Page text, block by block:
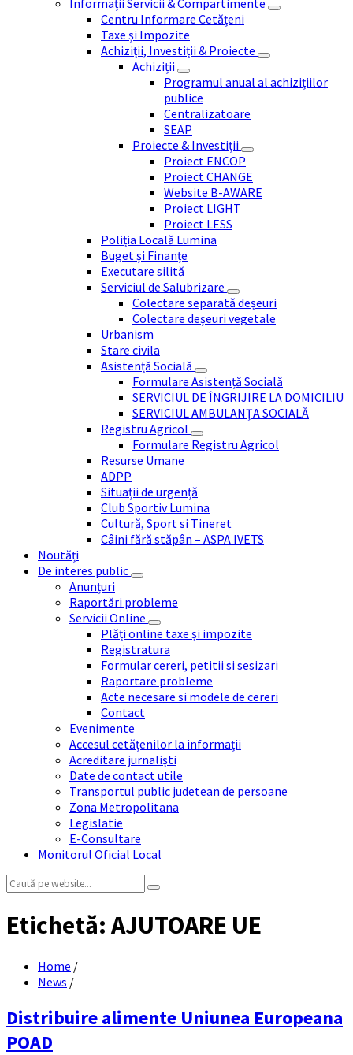
Informații Servicii & Compartimente
Centru Informare Cetățeni
Taxe și Impozite
Achiziții, Investiții & Proiecte
Achiziții
Programul anual al achizițiilor
publice
Centralizatoare
SEAP
Proiecte & Investiții
Proiect ENCOP
Proiect CHANGE
Website B-AWARE
Proiect LIGHT
Proiect LESS
Poliția Locală Lumina
Buget și Finanțe
Executare silită
Serviciul de Salubrizare
Colectare separată deșeuri
Colectare deșeuri vegetale
Urbanism
Stare civila
Asistență Socială
Formulare Asistență Socială
SERVICIUL DE ÎNGRIJIRE LA DOMICILIU
SERVICIUL AMBULANȚA SOCIALĂ
Registru Agricol
Formulare Registru Agricol
Resurse Umane
ADPP
Situații de urgență
Club Sportiv Lumina
Cultură, Sport si Tineret
Câini fără stăpân – ASPA IVETS
Noutăți
De interes public
Anunțuri
Raportări probleme
Servicii Online
Plăți online taxe și impozite
Registratura
Formular cereri, petitii si sesizari
Raportare probleme
Acte necesare si modele de cereri
Contact
Evenimente
Accesul cetățenilor la informații
Acreditare jurnaliști
Date de contact utile
Transportul public judetean de persoane
Zona Metropolitana
Legislatie
E-Consultare
Monitorul Oficial Local
Search:
Etichetă: AJUTOARE UE
Home /
News /
Distribuire alimente Uniunea Europeana
POAD